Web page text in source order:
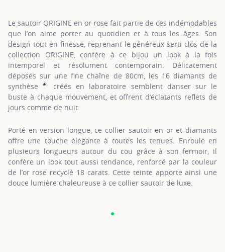
Le sautoir ORIGINE en or rose fait partie de ces indémodables
que l’on aime porter au quotidien et à tous les âges. Son
design tout en finesse, reprenant le généreux serti clos de la
collection ORIGINE, confère à ce bijou un look à la fois
intemporel et résolument contemporain. Délicatement
déposés sur une fine chaîne de 80cm, les 16 diamants de
synthèse* SHOW TOOLTIP
créés en laboratoire semblent danser sur le
buste à chaque mouvement, et offrent d’éclatants reflets de
jours comme de nuit.
Porté en version longue, ce collier sautoir en or et diamants
offre une touche élégante à toutes les tenues. Enroulé en
plusieurs longueurs autour du cou grâce à son fermoir, il
confère un look tout aussi tendance, renforcé par la couleur
de l’or rose recyclé 18 carats. Cette teinte apporte ainsi une
douce lumière chaleureuse à ce collier sautoir de luxe.